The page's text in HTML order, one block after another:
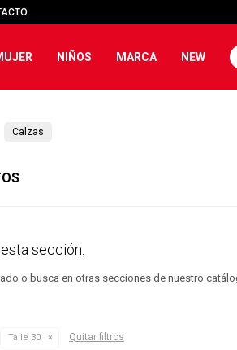
NIÑOS MARCA NEW
Calzas
sección.
o busca en otras secciones de nuestro
Talle 30 Quitar filtros